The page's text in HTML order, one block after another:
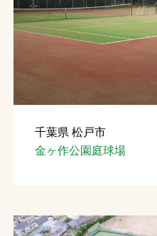
お問合せ
お取引先の皆様へ
ソーシャルメディアポリシー
千葉県 松戸市
金ヶ作公園庭球場